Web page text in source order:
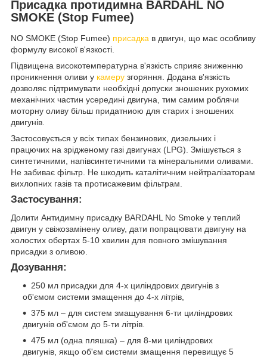
Присадка протидимна BARDAHL NO
SMOKE (Stop Fumee)
NO SMOKE (Stop Fumee) присадка в двигун, що має особливу
формулу високої в'язкості.
Підвищена високотемпературна в'язкість сприяє зниженню
проникнення оливи у камеру згоряння. Додана в'язкість
дозволяє підтримувати необхідні допуски зношених рухомих
механічних частин усередині двигуна, тим самим роблячи
моторну оливу більш придатниою для старих і зношених
двигунів.
Застосовується у всіх типах бензинових, дизельних і
працючих на зрідженому газі двигунах (LPG). Змішується з
синтетичними, напівсинтетичними та мінеральними оливами.
Не забиває фільтр. Не шкодить каталітичним нейтралізаторам
вихлопних газів та протисажевим фільтрам.
Застосування:
Долити Антидимну присадку BARDAHL No Smoke у теплий
двигун у свіжозамінену оливу, дати попрацювати двигуну на
холостих обертах 5-10 хвилин для повного змішування
присадки з оливою.
Дозування:
250 мл присадки для 4-х циліндрових двигунів з
об'ємом системи змащення до 4-х літрів,
375 мл – для систем змащування 6-ти циліндрових
двигунів об'ємом до 5-ти літрів.
475 мл (одна пляшка) – для 8-ми циліндрових
двигунів, якщо об'єм системи змащення перевищує 5